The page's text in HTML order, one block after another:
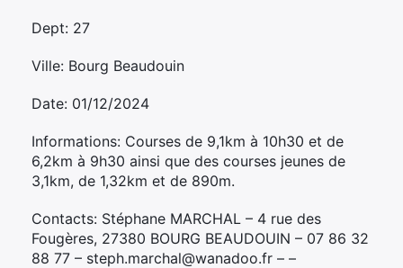
Dept: 27
Ville: Bourg Beaudouin
Date: 01/12/2024
Informations: Courses de 9,1km à 10h30 et de
6,2km à 9h30 ainsi que des courses jeunes de
3,1km, de 1,32km et de 890m.
Contacts: Stéphane MARCHAL – 4 rue des
Fougères, 27380 BOURG BEAUDOUIN – 07 86 32
88 77 – steph.marchal@wanadoo.fr – –